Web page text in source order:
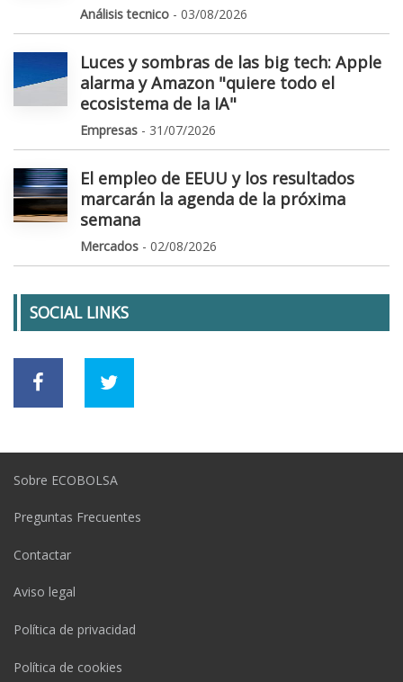
Análisis tecnico - 03/08/2026
Luces y sombras de las big tech: Apple
alarma y Amazon "quiere todo el
ecosistema de la IA"
Empresas - 31/07/2026
El empleo de EEUU y los resultados
marcarán la agenda de la próxima
semana
Mercados - 02/08/2026
SOCIAL LINKS
Sobre ECOBOLSA
Preguntas Frecuentes
Contactar
Aviso legal
Política de privacidad
Política de cookies